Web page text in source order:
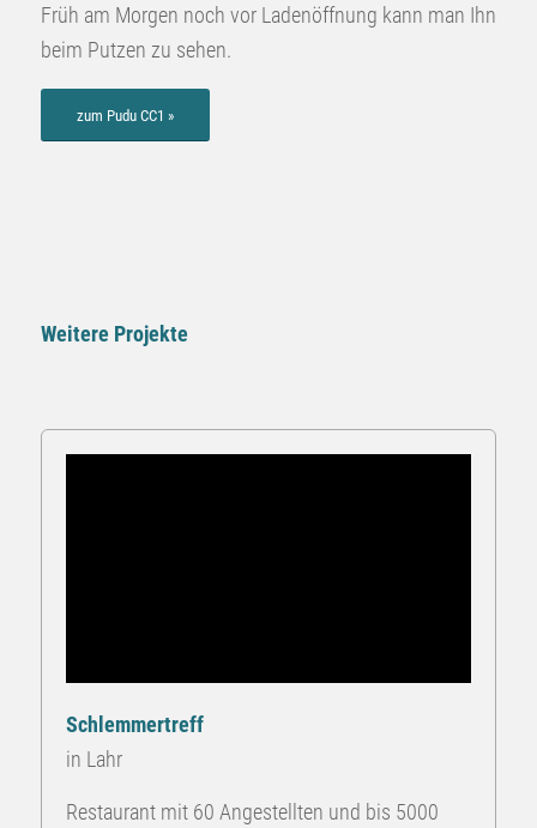
Früh am Morgen noch vor Ladenöffnung kann man Ihn
beim Putzen zu sehen.
zum Pudu CC1 »
Weitere Projekte
Schlemmertreff
in Lahr
Restaurant mit 60 Angestellten und bis 5000